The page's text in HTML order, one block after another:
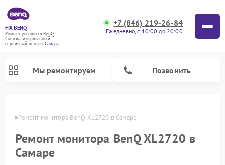
FIX-BENQ
Ремонт устройств BenQ
Специализированный
cервисный центр г.Самара
+7 (846) 219-26-84
Ежедневно, с 10:00 до 20:00
Мы ремонтируем Позвонить
Ремонт монитора BenQ XL2720 в Самаре
Ремонт монитора BenQ XL2720 в
Самаре